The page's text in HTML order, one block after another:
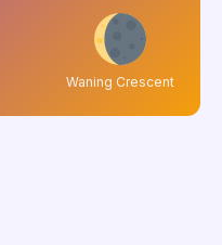
Waning Crescent